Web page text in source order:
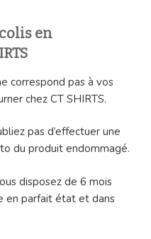
en
correspond pas à vos
chez CT SHIRTS.
pas d’effectuer une
du produit endommagé.
disposez de 6 mois
en parfait état et dans